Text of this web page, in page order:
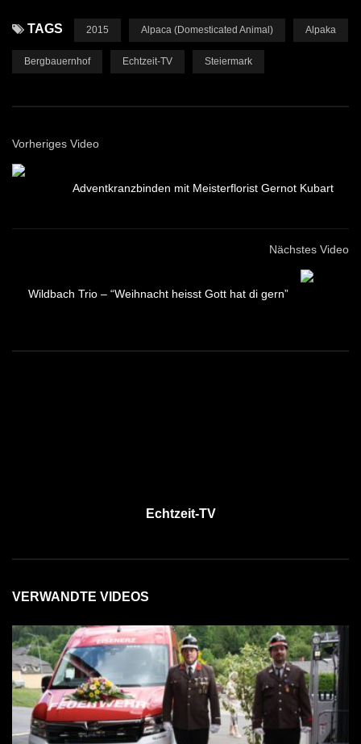
TAGS 2015 Alpaca (Domesticated Animal) Alpaka
Bergbauernhof Echtzeit-TV Steiermark
Vorheriges Video
Adventkranzbinden mit Meisterflorist Gernot Kubart
Nächstes Video
Wildbach Trio – “Weihnacht heisst Gott hat di gern”
Echtzeit-TV
VERWANDTE VIDEOS